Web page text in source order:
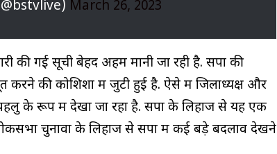
March 26, 2023
की गई सूची बेहद अहम मानी जा रही है. सपा की
करने की कोशिशों में जुटी हुई है. ऐसे में जिलाध्यक्ष और
के रूप में देखा जा रहा है. सपा के लिहाज से यह एक
चुनावों के लिहाज से सपा में कई बड़े बदलाव देखने